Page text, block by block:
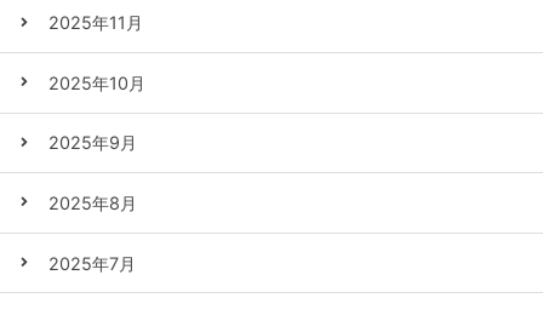
2025年11月
2025年10月
2025年9月
2025年8月
2025年7月